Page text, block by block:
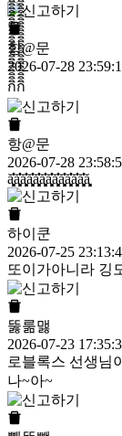
항@문
2026-07-28
กิิิิิิิิิิิิิิิิิิิิิิิิิิิิิิิิิิิิิิิิิิิิิิิิิิิิิิิิิิิิิิิิิิิิิิิิิิิิิิิิิิิิิิิิิิิิิิิิิิิิิิิิิิิิิิิิิิิิิิกิิิิิิิิิิิิิิิิิิิิิิิิิิิิิิิิิิิิิิิิิิิิิิิิิิิิิิิิิิิิิิิิิิิิิิิิิิิิิิิิ
항@문
2026-07-28
ă͓͓͓͓͓͓͓͓̓̓̓̓̓̓̓ă͓͓͓͓͓͓͓͓̓̓̓̓̓̓̓ă͓͓͓͓͓͓͓͓̓̓̓̓̓̓̓ă͓͓͓͓͓͓͓͓̓̓̓̓̓̓̓ă͓͓͓͓͓͓͓͓̓̓̓̓̓̓̓ă͓͓͓͓͓͓͓͓̓̓̓̓̓̓̓ă͓͓͓͓͓͓͓͓̓̓̓̓̓̓̓ă͓͓͓͓͓͓͓͓̓̓̓̓̓̓̓ă͓͓͓͓͓͓͓͓̓̓̓̓̓̓̓ă͓͓͓͓͓͓͓͓̓̓̓̓̓̓̓ă͓͓͓͓͓͓͓͓̓̓̓̓̓̓̓ă͓͓͓͓͓͓͓͓̓̓̓̓̓̓̓ă͓͓͓͓͓͓͓
하이쿤
2026-07-25
또이가아니라 깅
뚫룲맳
2026-07-23
로블록스 선생님
나~아~